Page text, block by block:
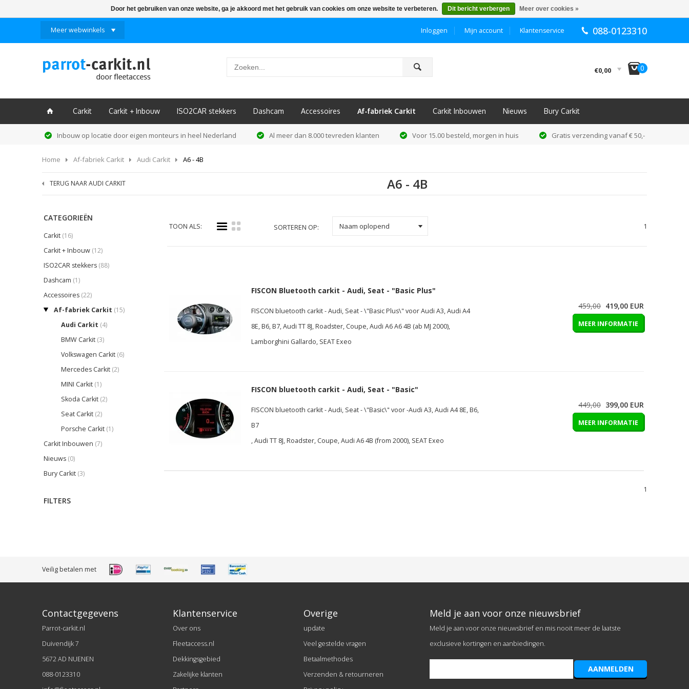
Meer webwinkels 088-0123310
Klantenservice
Mijn account
Inloggen
ô €0,00 I0
ï Carkit Carkit + Inbouw ISO2CAR stekkers Dashcam Accessoires Af-fabriek Carkit Carkit Inbouwen Nieuws Bury Carkit
Inbouw op locatie door eigen monteurs in heel Nederland Al meer dan 8.000 tevreden klanten Voor 15.00 besteld, morgen in huis Gratis verzending vanaf € 50,-
Home Af-fabriek Carkit Audi Carkit A6 - 4B
TERUG NAAR AUDI CARKIT A6 - 4B
CATEGORIEËN
Carkit (16)
Carkit + Inbouw (12)
ISO2CAR stekkers (88)
Dashcam (1)
Accessoires (22)
Af-fabriek Carkit (15)
Audi Carkit (4)
BMW Carkit (3)
Volkswagen Carkit (6)
Mercedes Carkit (2)
MINI Carkit (1)
Skoda Carkit (2)
Seat Carkit (2)
Porsche Carkit (1)
Carkit Inbouwen (7)
Nieuws (0)
Bury Carkit (3)
FILTERS
TOON ALS: i k SORTEREN OP: Naam oplopend 1
FISCON Bluetooth carkit - Audi, Seat - "Basic Plus"
FISCON bluetooth carkit - Audi, Seat - \"Basic Plus\" voor Audi A3, Audi A4
8E, B6, B7, Audi TT 8J, Roadster, Coupe, Audi A6 A6 4B (ab MJ 2000),
Lamborghini Gallardo, SEAT Exeo
459,00 419,00 EUR
MEER INFORMATIE
FISCON bluetooth carkit - Audi, Seat - "Basic"
FISCON bluetooth carkit - Audi, Seat - \"Basic\" voor -Audi A3, Audi A4 8E, B6,
B7
, Audi TT 8J, Roadster, Coupe, Audi A6 4B (from 2000), SEAT Exeo
449,00 399,00 EUR
MEER INFORMATIE
1
Veilig betalen met
Contactgegevens
Parrot-carkit.nl
Duivendijk 7
5672 AD NUENEN
088-0123310
Klantenservice
Over ons
Fleetaccess.nl
Dekkingsgebied
Zakelijke klanten
Overige
update
Veel gestelde vragen
Betaalmethodes
Verzenden & retourneren
Meld je aan voor onze nieuwsbrief
Meld je aan voor onze nieuwsbrief en mis nooit meer de laatste
exclusieve kortingen en aanbiedingen.
AANMELDEN
Door het gebruiken van onze website, ga je akkoord met het gebruik van cookies om onze website te verbeteren. Dit bericht verbergen Meer over cookies »